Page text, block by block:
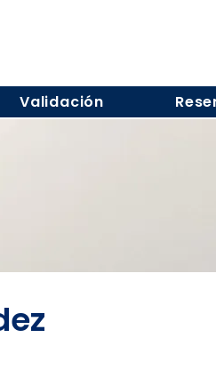
Validación